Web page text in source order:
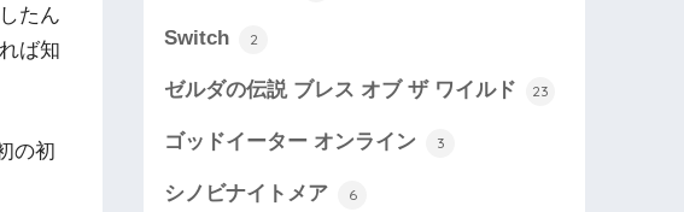
たん
ば知
の初
Switch 2
ゼルダの伝説 ブレス オブ ザ ワイルド 23
ゴッドイーター オンライン 3
シノビナイトメア 6